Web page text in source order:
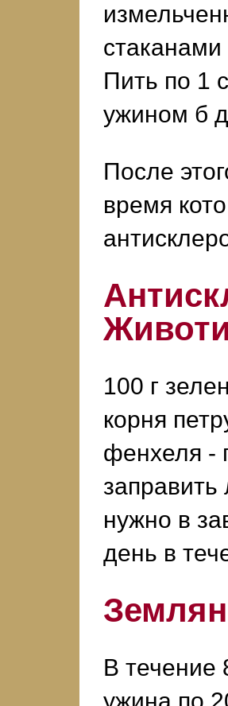
стаканами
Пить по 1
ужином б
После
время
100 г
корня
фенхеля -
нужно в
день в
В течение